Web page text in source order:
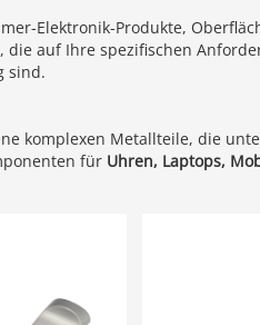
Elektronik-Produkte,
die auf Ihre spezifischen
sind.
komplexen Metallteile, die
für Uhren, Laptops,